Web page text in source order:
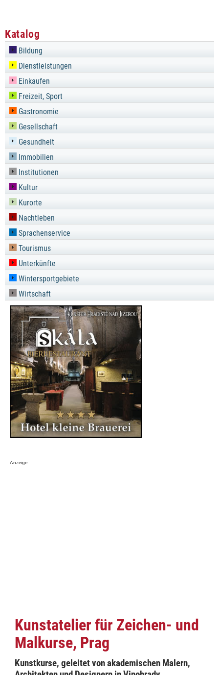
Katalog
Bildung
Dienstleistungen
Einkaufen
Freizeit, Sport
Gastronomie
Gesellschaft
Gesundheit
Immobilien
Institutionen
Kultur
Kurorte
Nachtleben
Sprachenservice
Tourismus
Unterkünfte
Wintersportgebiete
Wirtschaft
Kunstatelier für Zeichen- und
Malkurse, Prag
Kunstkurse, geleitet von akademischen Malern,